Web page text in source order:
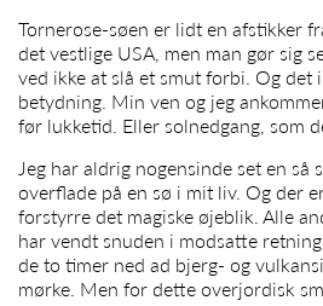
Tornerose-søen er lidt en afstikker
det vestlige USA, men man gør sig
ved ikke at slå et smut forbi. Og det
betydning. Min ven og jeg
før lukketid. Eller solnedgang, som
Jeg har aldrig nogensinde set en så
overflade på en sø i mit liv. Og der
forstyrre det magiske øjeblik. Alle
har vendt snuden i modsatte
de to timer ned ad bjerg- og
mørke. Men for dette overjordisk